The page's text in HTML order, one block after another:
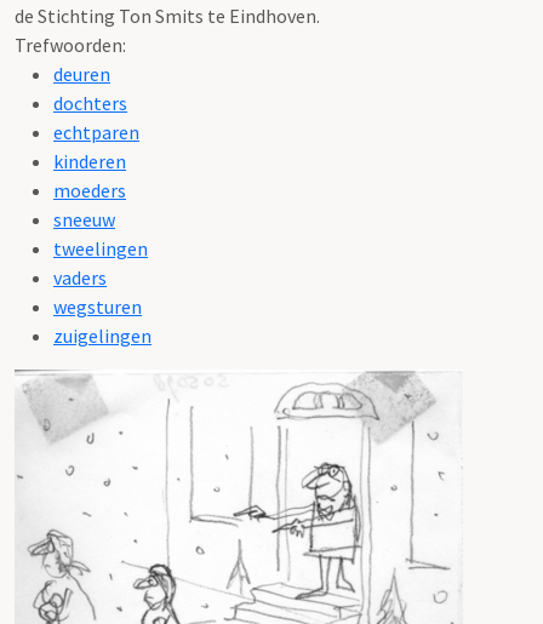
de Stichting Ton Smits te Eindhoven.
Trefwoorden:
deuren
dochters
echtparen
kinderen
moeders
sneeuw
tweelingen
vaders
wegsturen
zuigelingen